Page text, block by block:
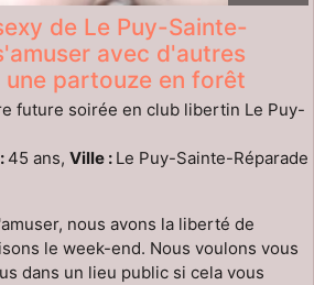
de Le Puy-Sainte-
avec d'autres
une partouze en forêt
future soirée en club libertin Le Puy-
45 ans, Ville : Le Puy-Sainte-Réparade
nous avons la liberté de
le week-end. Nous voulons vous
dans un lieu public si cela vous